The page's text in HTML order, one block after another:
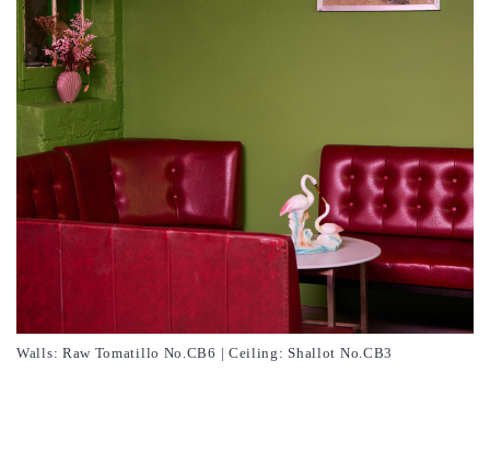
Walls: Raw Tomatillo No.CB6 | Ceiling: Shallot No.CB3